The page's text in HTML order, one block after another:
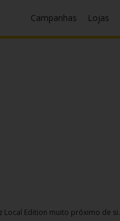
Campanhas Lojas
Local Edition muito próximo de si.